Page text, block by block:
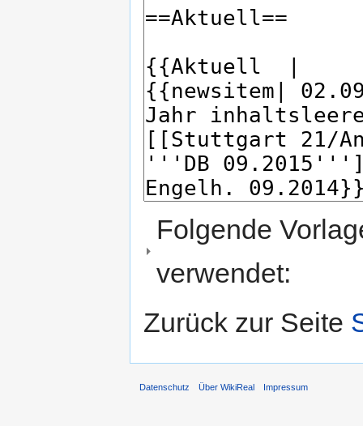
Folgende
verwendet:
Zurück zur Seite
Datenschutz Über WikiReal Impressum